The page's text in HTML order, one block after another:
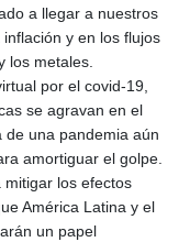
a llegar a nuestros
y en los flujos
los metales.
por el covid-19,
se agravan en el
una pandemia aún
amortiguar el golpe.
los efectos
América Latina y el
un papel